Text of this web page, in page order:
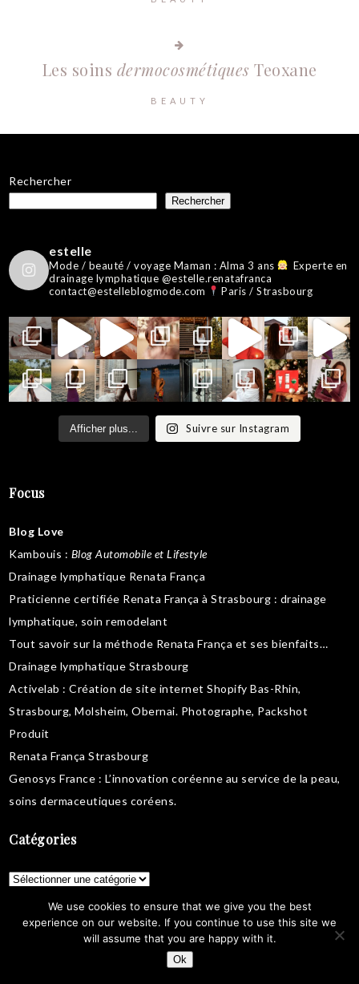
Les soins dermocosmétiques Teoxane
BEAUTY
Rechercher
Rechercher
estelle
Mode / beauté / voyage Maman : Alma 3 ans
Experte en
drainage lymphatique @estelle.renatafranca
contact@estelleblogmode.com
Paris / Strasbourg
Afficher plus... Suivre sur Instagram
Focus
Blog Love
Kambouis : Blog Automobile et Lifestyle
Drainage lymphatique Renata França
Praticienne certifiée Renata França à Strasbourg : drainage
lymphatique, soin remodelant
Tout savoir sur la méthode Renata França et ses bienfaits…
Drainage lymphatique Strasbourg
Activelab : Création de site internet Shopify Bas-Rhin,
Strasbourg, Molsheim, Obernai. Photographe, Packshot
Produit
Renata França Strasbourg
Genosys France : L’innovation coréenne au service de la peau,
soins dermaceutiques coréens.
Catégories
Catégories
We use cookies to ensure that we give you the best
experience on our website. If you continue to use this site we
will assume that you are happy with it.
Ok